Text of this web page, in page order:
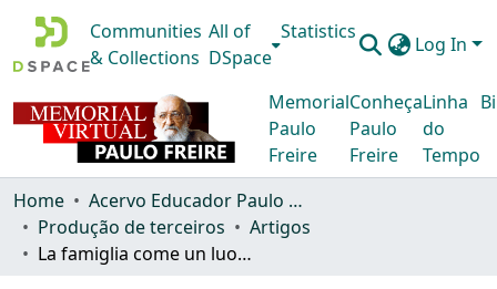
Communities
& Collections
All of
DSpace
Statistics
Log In
Memorial
Paulo
Freire
Conheça
Paulo
Freire
Linha
do
Tempo
Home
Acervo Educador Paulo Freire
Produção de terceiros
Artigos
La famiglia come un luogo educativo ­ uno sguardo integrativo della famiglia nella rete di agenzie educative